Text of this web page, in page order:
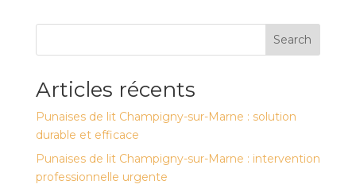
Search
Articles récents
Punaises de lit Champigny-sur-Marne : solution
durable et efficace
Punaises de lit Champigny-sur-Marne : intervention
professionnelle urgente